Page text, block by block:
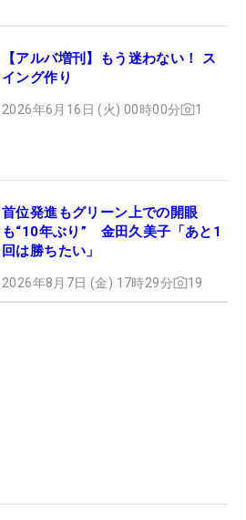
【アルバ増刊】もう迷わない！ ス
イング作り
2026年6月16日 (火) 00時00分 1
首位発進もグリーン上での開眼
も“10年ぶり” 金田久美子「あと1
回は勝ちたい」
2026年8月7日 (金) 17時29分 19